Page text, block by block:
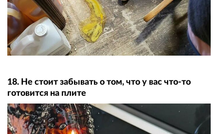
18. Не стоит забывать о том, что у вас что-то
готовится на плите